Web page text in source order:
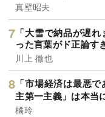
真壁昭夫
「大雪で納品が遅
った言葉がド正論す
川上 徹也
「市場経済は最悪
主第一主義」は本当
橘玲